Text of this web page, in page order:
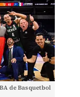
de Basquetbol